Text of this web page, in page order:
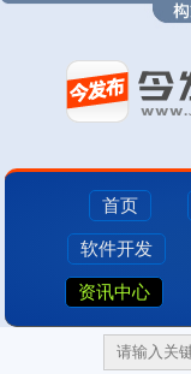
首页
软件开发
资讯中心